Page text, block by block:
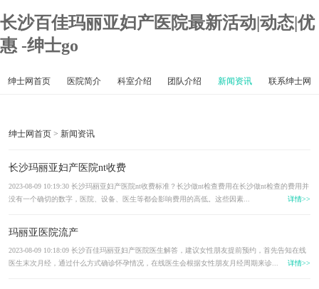
长沙百佳玛丽亚妇产医院最新活动|动态|优
惠 -绅士go
绅士网首页 医院简介 科室介绍 团队介绍 新闻资讯 联系绅士网
绅士网首页 > 新闻资讯
长沙玛丽亚妇产医院nt收费
2023-08-09 10:19:30 长沙玛丽亚妇产医院nt收费标准？长沙做nt检查费用在长沙做nt检查的费用并
没有一个确切的数字，医院、设备、医生等都会影响费用的高低。这些因素...
详情>>
玛丽亚医院流产
2023-08-09 10:18:09 长沙百佳玛丽亚妇产医院医生解答，建议女性朋友提前预约，首先告知在线
医生末次月经，通过什么方式确诊怀孕情况，在线医生会根据女性朋友月经周期来诊...
详情>>